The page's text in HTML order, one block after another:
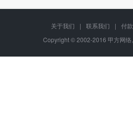
关于我们 | 联系我们 |
付
Copyright © 2002-2016 甲方网